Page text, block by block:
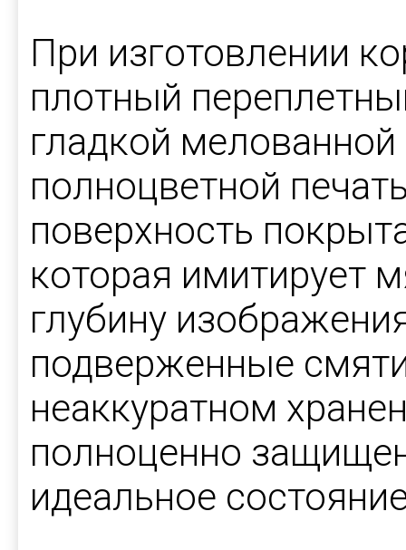
При изготовлении
плотный
гладкой
полноцветной
поверхность
которая имитирует
глубину
подверженные
неаккуратном
полноценно
идеальное